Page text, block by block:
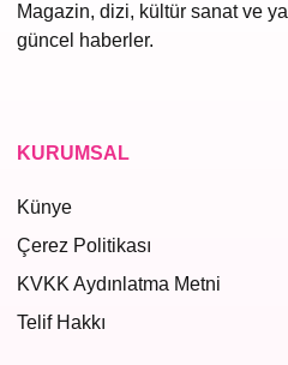
Magazin, dizi, kültür sanat ve
güncel haberler.
KURUMSAL
Künye
Çerez Politikası
KVKK Aydınlatma Metni
Telif Hakkı